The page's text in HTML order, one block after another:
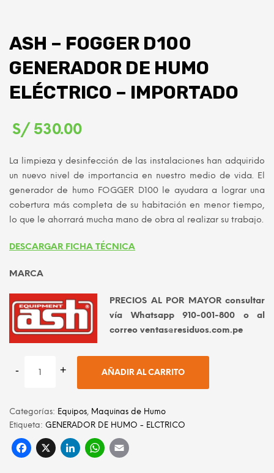
ASH – FOGGER D100
GENERADOR DE HUMO
ELÉCTRICO – IMPORTADO
S/ 530.00
La limpieza y desinfección de las instalaciones han adquirido
un nuevo nivel de importancia en nuestro medio de vida. El
generador de humo FOGGER D100 le ayudara a lograr una
cobertura más completa de su habitación en menor tiempo,
lo que le ahorrará mucha mano de obra al realizar su trabajo.
DESCARGAR FICHA TÉCNICA
MARCA
PRECIOS AL POR MAYOR consultar
vía Whatsapp 910-001-800 o al
correo ventas@residuos.com.pe
AÑADIR AL CARRITO
Categorías: Equipos, Maquinas de Humo
Etiqueta: GENERADOR DE HUMO - ELCTRICO
Facebook
X LinkedIn
WhatsApp